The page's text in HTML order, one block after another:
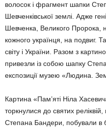
волосок і фрагмент шапки
Шевченківської землі. Адже
Шевченка, Великого Пророка,
кожного українця, на подвиг.
світу і України. Разом з
привезли із собою шапку
експозиції музею «Людина.
Картина «Пам’яті Ніла
торкнулися до святих
Степана Бандери, побували в